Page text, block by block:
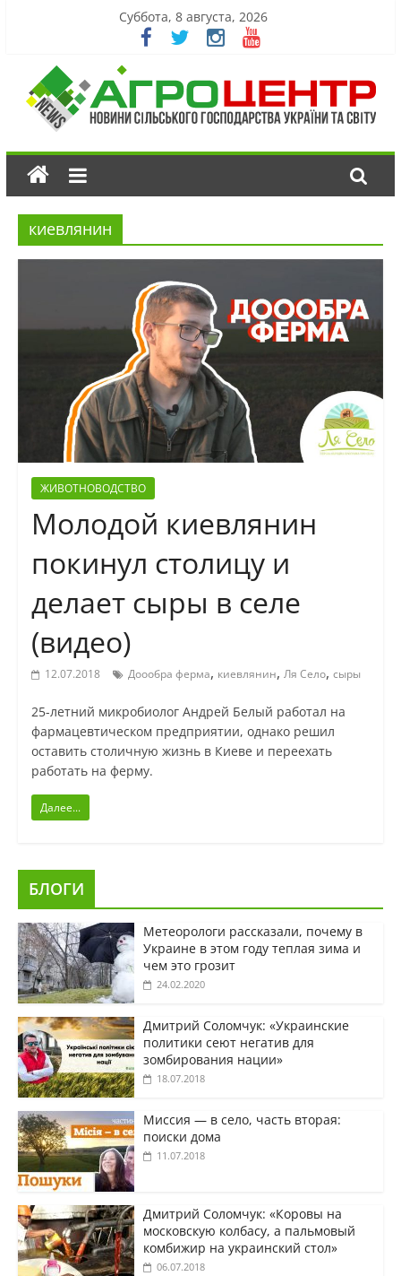
Суббота, 8 августа, 2026
киевлянин
ЖИВОТНОВОДСТВО
Молодой киевлянин
покинул столицу и
делает сыры в селе
(видео)
12.07.2018 Доообра ферма, киевлянин, Ля Село, сыры
25-летний микробиолог Андрей Белый работал на
фармацевтическом предприятии, однако решил
оставить столичную жизнь в Киеве и переехать
работать на ферму.
Далее...
БЛОГИ
Метеорологи рассказали, почему в
Украине в этом году теплая зима и
чем это грозит
24.02.2020
Дмитрий Соломчук: «Украинские
политики сеют негатив для
зомбирования нации»
18.07.2018
Миссия — в село, часть вторая:
поиски дома
11.07.2018
Дмитрий Соломчук: «Коровы на
московскую колбасу, а пальмовый
комбижир на украинский стол»
06.07.2018